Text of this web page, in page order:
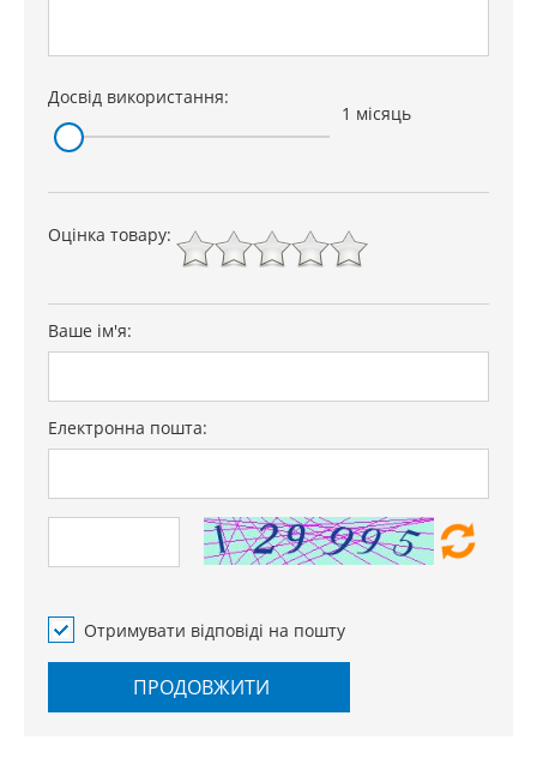
Досвід використання:
1 місяць
Оцінка товару:
Ваше ім'я:
Електронна пошта:
Отримувати відповіді на пошту
ПРОДОВЖИТИ